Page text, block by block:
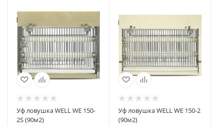
Уф ловушка WELL WE 150-
2S (90м2)
Уф ловушка WELL WE 150-2
(90м2)